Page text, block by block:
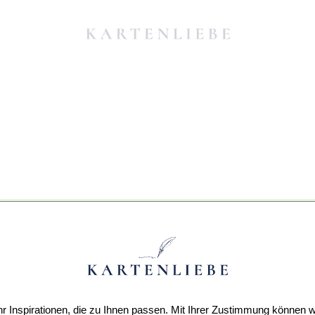
Inspirationen, die zu Ihnen passen. Mit Ihrer Zustimmung können